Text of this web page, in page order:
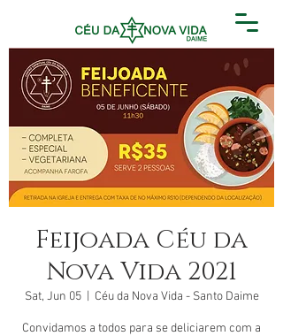
Feijoada Céu da
Nova Vida 2021
Sat, Jun 05
  |
Céu da Nova Vida - Santo Daime
Convidamos a todos para se deliciarem com a